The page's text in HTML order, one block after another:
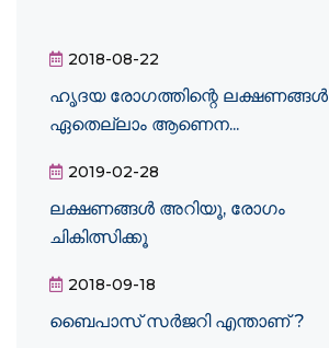
2018-08-22
ഹൃദയ രോഗത്തിന്റെ ലക്ഷണങ്ങൾ
ഏതെല്ലാം ആണെന...
2019-02-28
ലക്ഷണങ്ങള്‍ അറിയൂ, രോഗം
ചികിത്സിക്കൂ
2018-09-18
ബൈപാസ് സര്‍ജറി എന്താണ് ?